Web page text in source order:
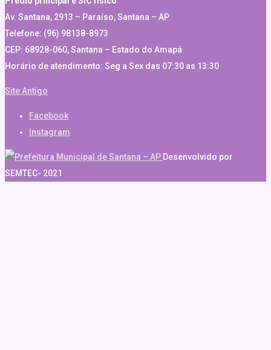
Av. Santana, 2913 – Paraíso, Santana – AP
Telefone: (96) 98138-8973
CEP: 68928-060, Santana – Estado do Amapá
Horário de atendimento: Seg a Sex das 07:30 as 13:30
Site Antigo
Facebook
Instagram
Desenvolvido por
SEMTEC- 2021